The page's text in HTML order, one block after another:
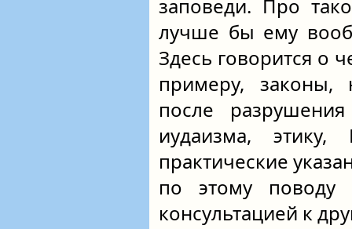
заповеди. Про
лучше бы ему
Здесь говорится о
примеру,
после
иудаизма,
практические
по этому поводу
консультацией к